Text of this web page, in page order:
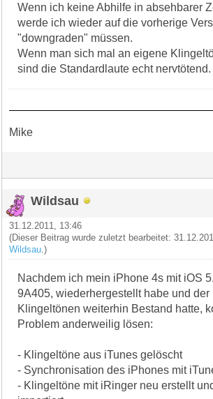
Wenn ich keine Abhilfe in absehbarer
werde ich wieder auf die vorherige
"downgraden" müssen.
Wenn man sich mal an eigene
sind die Standardlaute echt
Mike
Wildsau
31.12.2011, 13:46
(Dieser Beitrag wurde zuletzt bearbeitet:
Wildsau .)
Nachdem ich mein iPhone 4s mit iOS
9A405, wiederhergestellt habe und der
Klingeltönen weiterhin Bestand hatte,
Problem anderweilig lösen:
- Klingeltöne aus iTunes gelöscht
- Synchronisation des iPhones mit
- Klingeltöne mit iRinger neu erstellt